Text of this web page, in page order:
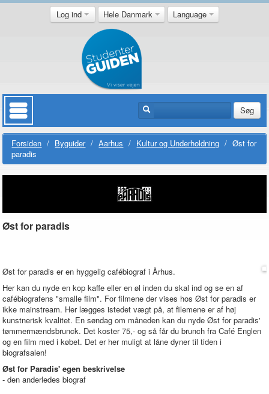
Log ind Hele Danmark Language
Søg
Forsiden / Byguider / Aarhus / Kultur og Underholdning / Øst for
paradis
Øst for paradis
Øst for paradis er en hyggelig cafébiograf i Århus.
Her kan du nyde en kop kaffe eller en øl inden du skal ind og se en af
cafébiografens "smalle film". For filmene der vises hos Øst for paradis er
ikke mainstream. Her lægges istedet vægt på, at filemene er af høj
kunstnerisk kvalitet. En søndag om måneden kan du nyde Øst for paradis'
tømmermændsbrunck. Det koster 75,- og så får du brunch fra Café Englen
og en film med i købet. Det er her muligt at låne dyner til tiden i
biografsalen!
Øst for Paradis' egen beskrivelse
- den anderledes biograf